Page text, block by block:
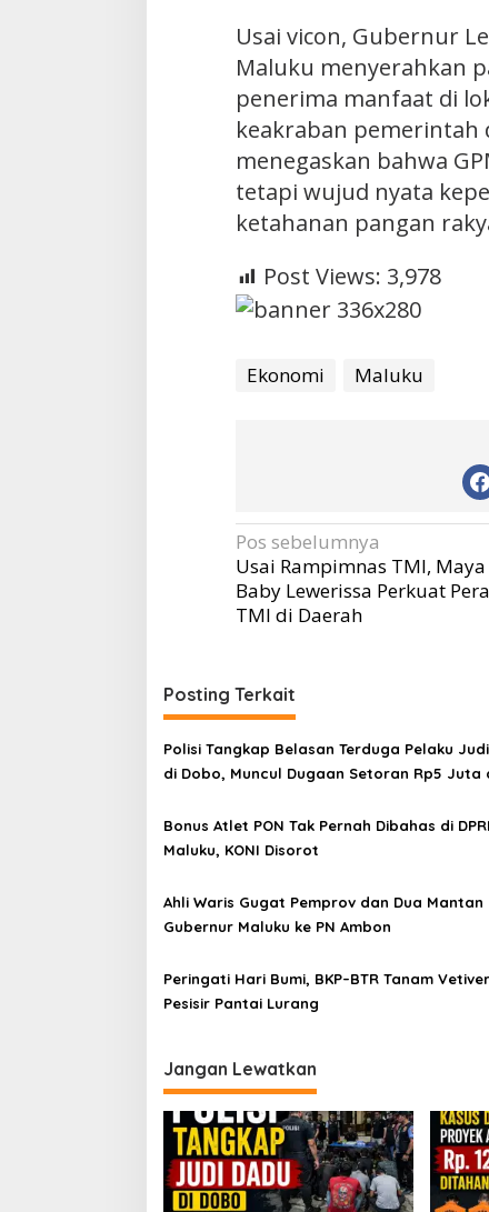
Usai vicon, Gubernur
Maluku menyerahkan
penerima manfaat di
keakraban pemerintah
menegaskan bahwa
tetapi wujud nyata
ketahanan pangan
Post Views: 3,978
Ekonomi Maluku
Navigasi
pos
Pos sebelumnya
Usai Rampimnas TMI, Maya
Baby Lewerissa Perkuat
TMI di Daerah
Posting Terkait
Polisi Tangkap Belasan Terduga Pelaku
di Dobo, Muncul Dugaan Setoran Rp5 Juta
Bonus Atlet PON Tak Pernah Dibahas di
Maluku, KONI Disorot
Ahli Waris Gugat Pemprov dan Dua Mantan
Gubernur Maluku ke PN Ambon
Peringati Hari Bumi, BKP–BTR Tanam
Pesisir Pantai Lurang
Jangan Lewatkan